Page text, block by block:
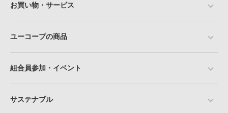
お買い物・サービス
ユーコープの商品
組合員参加・イベント
サステナブル